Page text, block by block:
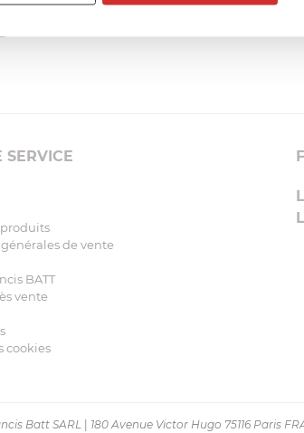
SERVICE
de vente
BATT
vente
cookies
Batt SARL 180 Avenue Victor Hugo 75116 Paris